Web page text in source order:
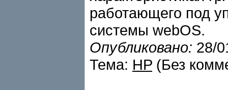
работающего под
системы webOS.
Опубликовано: 28/
Тема: HP (Без